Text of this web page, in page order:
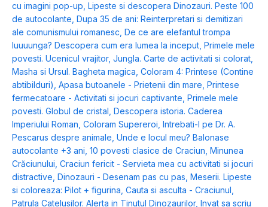
cu imagini pop-up, Lipeste si descopera Dinozauri. Peste 100
de autocolante, Dupa 35 de ani: Reinterpretari si demitizari
ale comunismului romanesc, De ce are elefantul trompa
luuuunga? Descopera cum era lumea la inceput, Primele mele
povesti. Ucenicul vrajitor, Jungla. Carte de activitati si colorat,
Masha si Ursul. Bagheta magica, Coloram 4: Printese (Contine
abtibilduri), Apasa butoanele - Prietenii din mare, Printese
fermecatoare - Activitati si jocuri captivante, Primele mele
povesti. Globul de cristal , Descopera istoria. Caderea
Imperiului Roman, Coloram Supereroi, Intrebati-l pe Dr. A.
Pescarus despre animale, Unde e locul meu? Balonase
autocolante +3 ani, 10 povesti clasice de Craciun, Minunea
Crăciunului, Craciun fericit - Servieta mea cu activitati si jocuri
distractive, Dinozauri - Desenam pas cu pas, Meserii. Lipeste
si coloreaza: Pilot + figurina, Cauta si asculta - Craciunul ,
Patrula Catelusilor. Alerta in Tinutul Dinozaurilor, Invat sa scriu